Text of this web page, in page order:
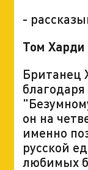
-
Том Харди
Британец
он на
именно
русской
любимых